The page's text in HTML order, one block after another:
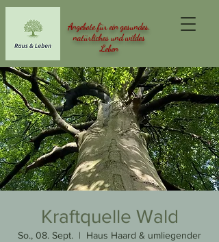
Angebote für ein gesundes,
natürliches und wildes
Leben
Kraftquelle Wald
So., 08. Sept.
  |
Haus Haard & umliegender